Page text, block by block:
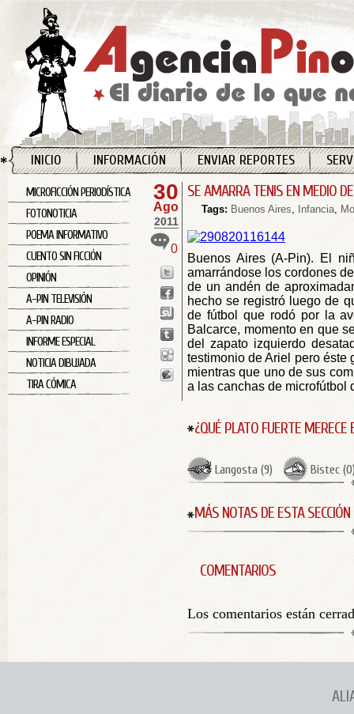
INICIO INFORMACIÓN ENVIAR REPORTES
MICROFICCIÓN PERIODÍSTICA
FOTONOTICIA
POEMA INFORMATIVO
CUENTO SIN FICCIÓN
OPINIÓN
A-PIN TELEVISIÓN
A-PIN RADIO
INFORME ESPECIAL
NOTICIA DIBUJADA
TIRA CÓMICA
30
Ago
2011
0
SE AMARRA TENIS EN MEDIO
Tags: Buenos Aires, Infancia,
Buenos Aires (A-Pin). El
amarrándose los cordones
de un andén de
hecho se registró luego de
de fútbol que rodó por la
Balcarce, momento en que
del zapato izquierdo
testimonio de Ariel pero éste
mientras que uno de sus
a las canchas de microfútbol
¿QUÉ PLATO FUERTE MERECE
Langosta (9) Bistec (0
MÁS NOTAS DE ESTA SECCIÓN
COMENTARIOS
Los comentarios están